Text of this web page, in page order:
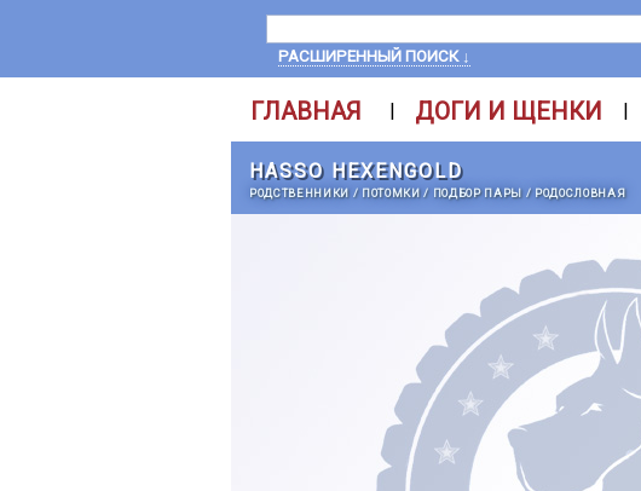
РАСШИРЕННЫЙ ПОИСК ↓
ГЛАВНАЯ | ДОГИ И ЩЕНКИ |
HASSO HEXENGOLD
РОДСТВЕННИКИ / ПОТОМКИ/ ПОДБОР ПАРЫ / РОДОСЛОВНАЯ